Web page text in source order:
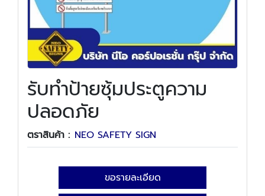
รับทำป้ายซุ้มประตูความ
ปลอดภัย
ตราสินค้า : NEO SAFETY SIGN
ขอรายละเอียด